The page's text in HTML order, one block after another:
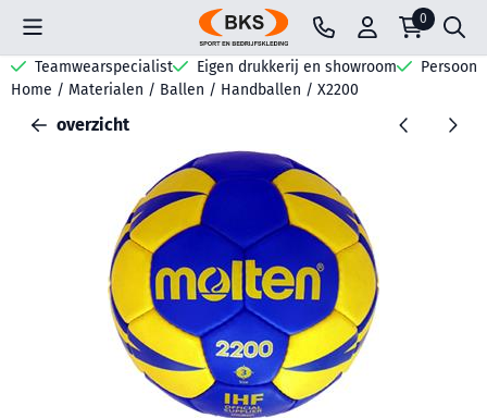
Cookievoorkeuren zijn beschikbaar. Kies instellingen of sta
0
Teamwearspecialist Eigen drukkerij en showroom
Home / Materialen / Ballen / Handballen / X2200
overzicht